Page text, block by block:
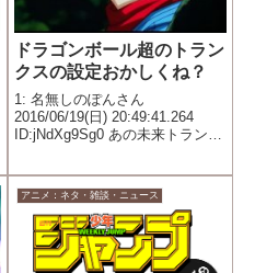
ドラゴンボール超のトラン
クスの設定おかしくね？
1: 名無しのぽんさん
2016/06/19(日) 20:49:41.264
ID:jNdXg9Sg0 あの未来トランク
な？
アニメ：ネタ・雑談・ニュース